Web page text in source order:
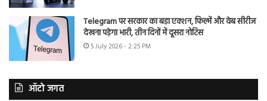
Telegram पर सरकार का बड़ा एक्शन, फिल्में और वेब सीरीज
देखना पड़ेगा भारी, तीन दिनों में दूसरा नोटिस
5 July 2026 - 2:25 PM
ऑटो जगत